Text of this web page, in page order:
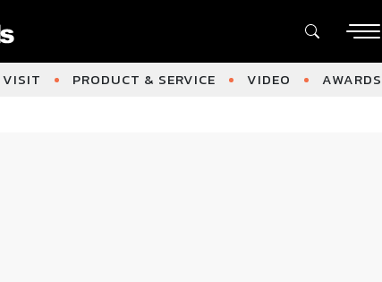
VISIT PRODUCT & SERVICE VIDEO AWARDS